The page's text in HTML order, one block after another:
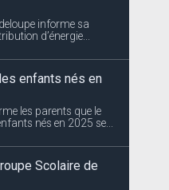
informe sa
d’énergie...
enfants nés en
les parents que le
nés en 2025 se...
Scolaire de